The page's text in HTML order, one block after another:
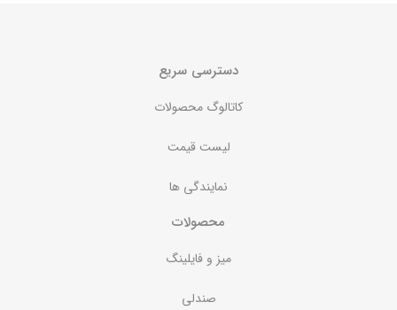
دسترسی سریع
کاتالوگ محصولات
لیست قیمت
نمایندگی ها
محصولات
میز و فایلینگ
صندلی